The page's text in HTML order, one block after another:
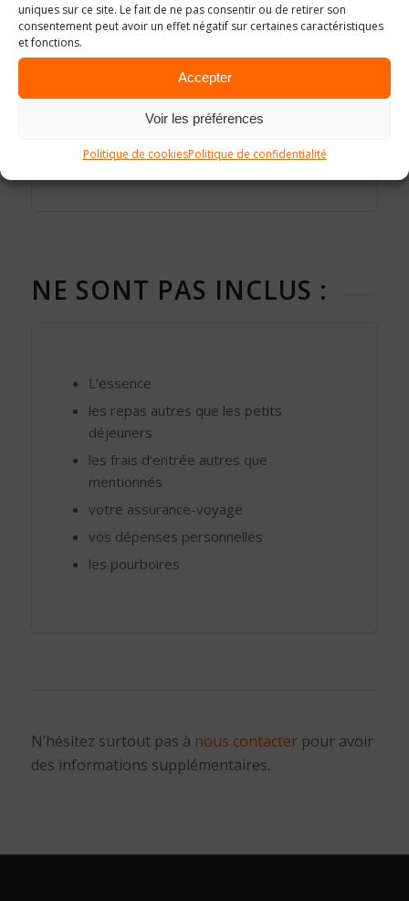
uniques sur ce site. Le fait de ne pas consentir ou de retirer son
consentement peut avoir un effet négatif sur certaines caractéristiques
et fonctions.
Accepter
Voir les préférences
Politique de cookiesPolitique de confidentialité
L’ASSISTANCE TECHNIQUE
LES TRANSFERTS
De l’aéroport à l’hôtel et au lieu de départ.
NE SONT PAS INCLUS :
L’essence
les repas autres que les petits
déjeuners
les frais d’entrée autres que
mentionnés
votre assurance-voyage
vos dépenses personnelles
les pourboires
N’hésitez surtout pas à nous contacterpour avoir
des informations supplémentaires.